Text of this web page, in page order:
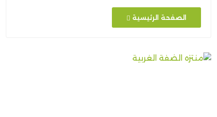
الصفحة الرئيسية